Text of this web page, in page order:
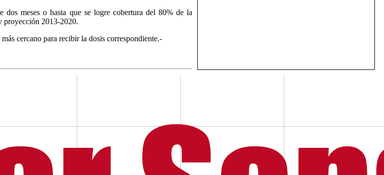
meses o hasta que se logre cobertura del 80% de la
proyección 2013-2020.
cercano para recibir la dosis correspondiente.-